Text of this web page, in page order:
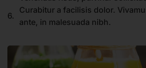
6.
Curabitur a facilisis dolor.
ante, in malesuada nibh.